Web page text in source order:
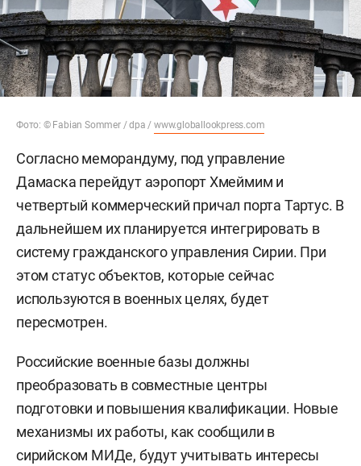
Фото: © Fabian Sommer / dpa /www.globallookpress.com
Согласно меморандуму, под управление
Дамаска перейдут аэропорт Хмеймим и
четвертый коммерческий причал порта Тартус. В
дальнейшем их планируется интегрировать в
систему гражданского управления Сирии. При
этом статус объектов, которые сейчас
используются в военных целях, будет
пересмотрен.
Российские военные базы должны
преобразовать в совместные центры
подготовки и повышения квалификации. Новые
механизмы их работы, как сообщили в
сирийском МИДе, будут учитывать интересы